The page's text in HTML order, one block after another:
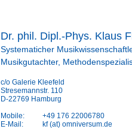
Dr. phil. Dipl.-Phys. Klaus
Systematicher
Musikgutachter,
c/o Galerie Kleefeld
Stresemannstr. 110
D-22769 Hamburg
Mobile:
E-Mail:
+49 176 22006780
kf (at) omniversum.de